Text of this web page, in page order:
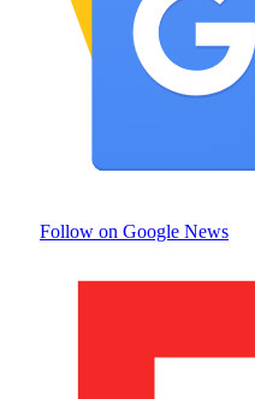
Follow on Google News